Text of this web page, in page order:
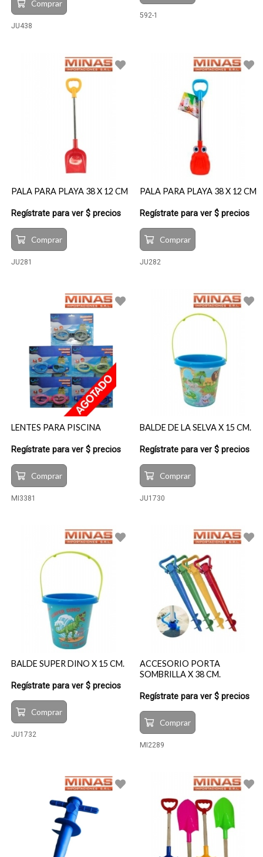
Comprar
JU438
592-1
PALA PARA PLAYA 38 X 12 CM
Regístrate para ver $ precios
Comprar
JU281
PALA PARA PLAYA 38 X 12 CM
Regístrate para ver $ precios
Comprar
JU282
LENTES PARA PISCINA
Regístrate para ver $ precios
Comprar
MI3381
BALDE DE LA SELVA X 15 CM.
Regístrate para ver $ precios
Comprar
JU1730
BALDE SUPER DINO X 15 CM.
Regístrate para ver $ precios
Comprar
JU1732
ACCESORIO PORTA
SOMBRILLA X 38 CM.
Regístrate para ver $ precios
Comprar
MI2289